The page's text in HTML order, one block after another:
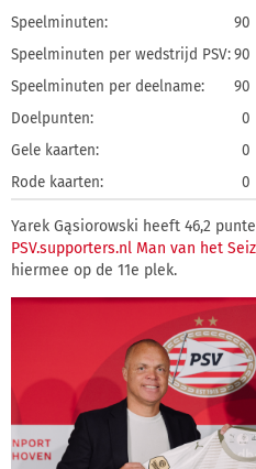
Speelminuten:
90
Speelminuten per wedstrijd PSV:90
Speelminuten per deelname:
90
Doelpunten:
0
Gele kaarten:
0
Rode kaarten:
0
Yarek Gąsiorowski heeft 46,2
PSV.supporters.nl Man van het
hiermee op de 11e plek.